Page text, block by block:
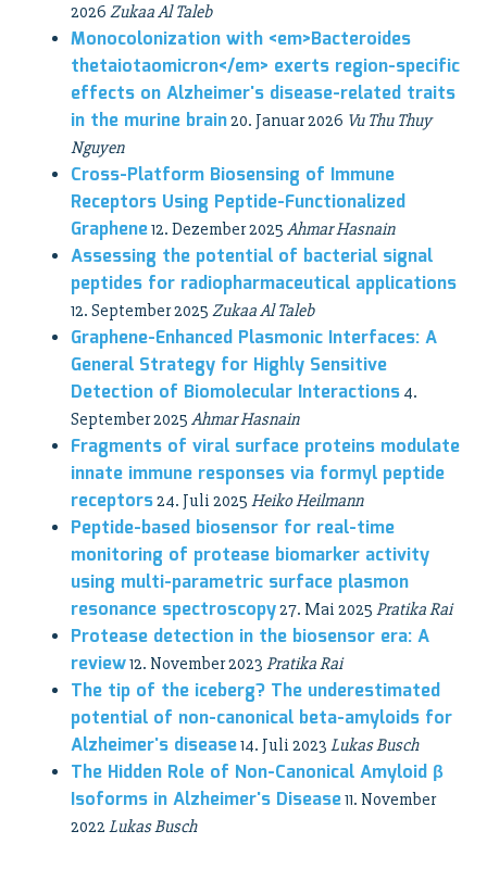
2026 Zukaa Al Taleb
Monocolonization with <em>Bacteroides
thetaiotaomicron</em> exerts region-specific
effects on Alzheimer's disease-related traits
in the murine brain20. Januar 2026 Vu Thu Thuy
Nguyen
Cross-Platform Biosensing of Immune
Receptors Using Peptide-Functionalized
Graphene12. Dezember 2025 Ahmar Hasnain
Assessing the potential of bacterial signal
peptides for radiopharmaceutical applications
12. September 2025 Zukaa Al Taleb
Graphene-Enhanced Plasmonic Interfaces: A
General Strategy for Highly Sensitive
Detection of Biomolecular Interactions 4.
September 2025 Ahmar Hasnain
Fragments of viral surface proteins modulate
innate immune responses via formyl peptide
receptors24. Juli 2025 Heiko Heilmann
Peptide-based biosensor for real-time
monitoring of protease biomarker activity
using multi-parametric surface plasmon
resonance spectroscopy27. Mai 2025 Pratika Rai
Protease detection in the biosensor era: A
review12. November 2023 Pratika Rai
The tip of the iceberg? The underestimated
potential of non-canonical beta-amyloids for
Alzheimer's disease14. Juli 2023 Lukas Busch
The Hidden Role of Non-Canonical Amyloid β
Isoforms in Alzheimer's Disease11. November
2022 Lukas Busch